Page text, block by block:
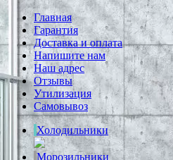
Главная
Гарантия
Доставка и оплата
Напишите нам
Наш адрес
Отзывы
Утилизация
Самовывоз
Холодильники
Морозильники